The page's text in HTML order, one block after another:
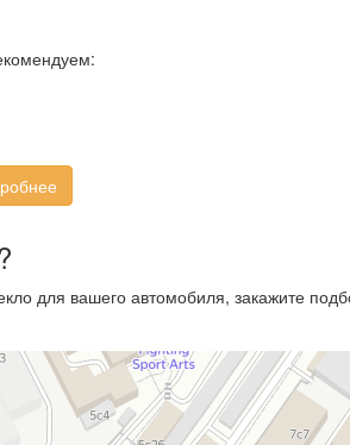
для вашего автомобиля, закажите